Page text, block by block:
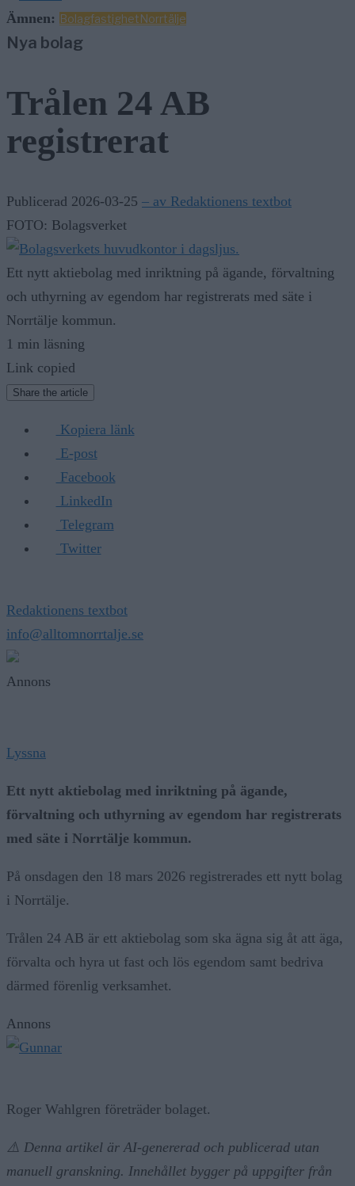
Ämnen: BolagfastighetNorrtälje
Nya bolag
Trålen 24 AB
registrerat
Publicerad 2026-03-25 – av Redaktionens textbot
FOTO: Bolagsverket
Ett nytt aktiebolag med inriktning på ägande, förvaltning
och uthyrning av egendom har registrerats med säte i
Norrtälje kommun.
1 min läsning
Link copied
Share the article
Kopiera länk
E-post
Facebook
LinkedIn
Telegram
Twitter
Redaktionens textbot
info@alltomnorrtalje.se
Annons
Lyssna
Ett nytt aktiebolag med inriktning på ägande,
förvaltning och uthyrning av egendom har registrerats
med säte i Norrtälje kommun.
På onsdagen den 18 mars 2026 registrerades ett nytt bolag
i Norrtälje.
Trålen 24 AB är ett aktiebolag som ska ägna sig åt att äga,
förvalta och hyra ut fast och lös egendom samt bedriva
därmed förenlig verksamhet.
Annons
Roger Wahlgren företräder bolaget.
⚠️ Denna artikel är AI-genererad och publicerad utan
manuell granskning. Innehållet bygger på uppgifter från